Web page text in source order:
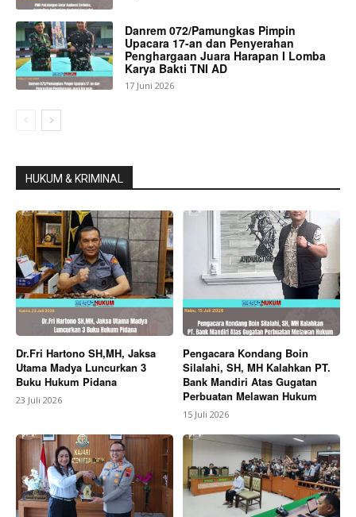
Danrem 072/Pamungkas Pimpin
Upacara 17-an dan Penyerahan
Penghargaan Juara Harapan I Lomba
Karya Bakti TNI AD
17 Juni 2026
HUKUM & KRIMINAL
Dr.Fri Hartono SH,MH, Jaksa
Utama Madya Luncurkan 3
Buku Hukum Pidana
23 Juli 2026
Pengacara Kondang Boin
Silalahi, SH, MH Kalahkan PT.
Bank Mandiri Atas Gugatan
Perbuatan Melawan Hukum
15 Juli 2026